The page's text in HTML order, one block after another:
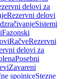
delovi za
Rezervni delovi
Sistemi
Fazonski
RačveRezervni
delovi za
Posebni
Zavareni
spojniceStezne